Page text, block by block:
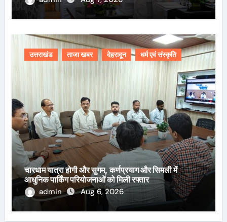
उत्तराखंड ताजा खबर देहरादून धर्म एवं संस्कृति
चारधाम यात्रा होगी और सुगम, कर्णप्रयाग और सिमली में
आधुनिक पार्किंग परियोजनाओं को मिली रफ्तार
admin
Aug 6, 2026